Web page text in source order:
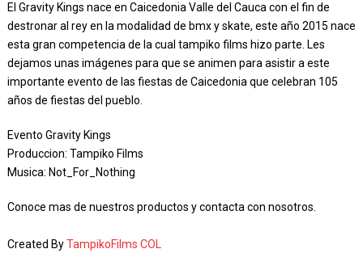
El Gravity Kings nace en Caicedonia Valle del Cauca con el fin de
destronar al rey en la modalidad de bmx y skate, este año 2015 nace
esta gran competencia de la cual tampiko films hizo parte. Les
dejamos unas imágenes para que se animen para asistir a este
importante evento de las fiestas de Caicedonia que celebran 105
años de fiestas del pueblo.
Evento Gravity Kings
Produccion: Tampiko Films
Musica: Not_For_Nothing
Conoce mas de nuestros productos y contacta con nosotros.
Created ByTampikoFilms COL